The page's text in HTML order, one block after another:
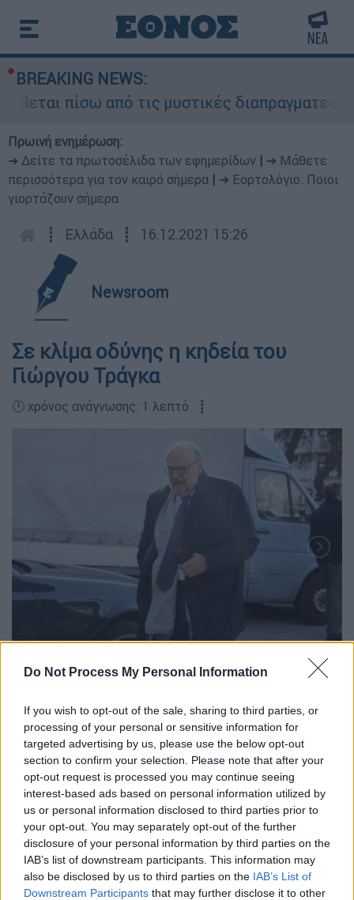
Do Not Process My Personal Information
If you wish to opt-out of the sale, sharing to third parties, or
processing of your personal or sensitive information for
targeted advertising by us, please use the below opt-out
section to confirm your selection. Please note that after your
opt-out request is processed you may continue seeing
interest-based ads based on personal information utilized by
us or personal information disclosed to third parties prior to
your opt-out. You may separately opt-out of the further
disclosure of your personal information by third parties on the
IAB’s list of downstream participants. This information may
also be disclosed by us to third parties on the IAB’s List of
Downstream Participants that may further disclose it to other
BREAKING NEWS:
πίσω από τις μυστικές
Πρωινή ενημέρωση:
➔ Δείτε τα πρωτοσέλιδα των εφημερίδων
➔ Μάθετε
περισσότερα για τον καιρό σήμερα
➔ Εορτολόγιο: Ποιοι
γιορτάζουν σήμερα
┋ Ελλάδα ┋ 16.12.2021 15:26
Newsroom
Σε κλίμα οδύνης η κηδεία του
Γιώργου Τράγκα
🕛 χρόνος ανάγνωσης: 1 λεπτό ┋
Προσθέστε το ΕΘΝΟΣ στη Google
Στον ιερό ναόΠαναγίας της Ελευθερώτριας
στηνΚηφισιάτελέστηκε την Πέμπτη 16
Δεκεμβρίου, ηκηδείατουΓιώργου Τράγκα
οποίος έφυγε από τη ζωή σε ηλικία 72 ετών
την Τρίτη, 14 Δεκεμβρίου, νικημένος από τον
κορονοϊό.